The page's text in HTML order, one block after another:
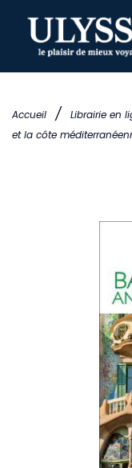
Accueil / Librairie en
et la côte